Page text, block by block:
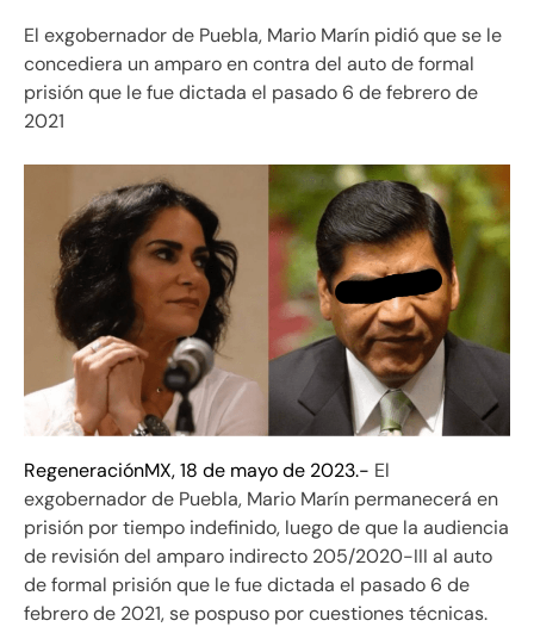
El exgobernador de Puebla, Mario Marín pidió que se le
concediera un amparo en contra del auto de formal
prisión que le fue dictada el pasado 6 de febrero de
2021
RegeneraciónMX, 18 de mayo de 2023.- El
exgobernador de Puebla, Mario Marín permanecerá en
prisión por tiempo indefinido, luego de que la audiencia
de revisión del amparo indirecto 205/2020-III al auto
de formal prisión que le fue dictada el pasado 6 de
febrero de 2021, se pospuso por cuestiones técnicas.